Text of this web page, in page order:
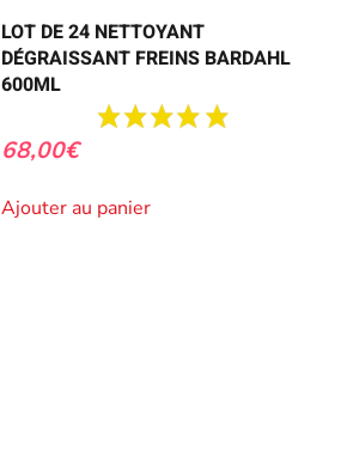
LOT DE 24 NETTOYANT
DÉGRAISSANT FREINS BARDAHL
600ML
68,00€
Ajouter au panier